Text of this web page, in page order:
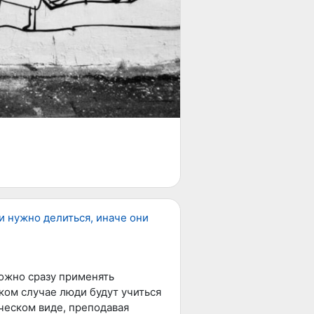
нужно делиться, иначе они
сразу применять
случае люди будут учиться
виде, преподавая